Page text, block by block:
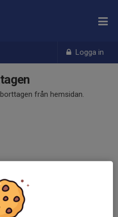
Logga in
från hemsidan.